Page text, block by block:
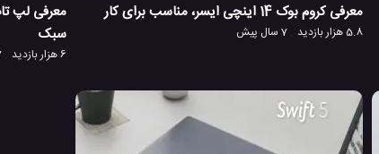
معرفی کروم بوک 14 اینچی ایسر، مناسب برای کار
5.8 هزار بازدید 7 سال پیش
سبک
6 هزار بازدید 7